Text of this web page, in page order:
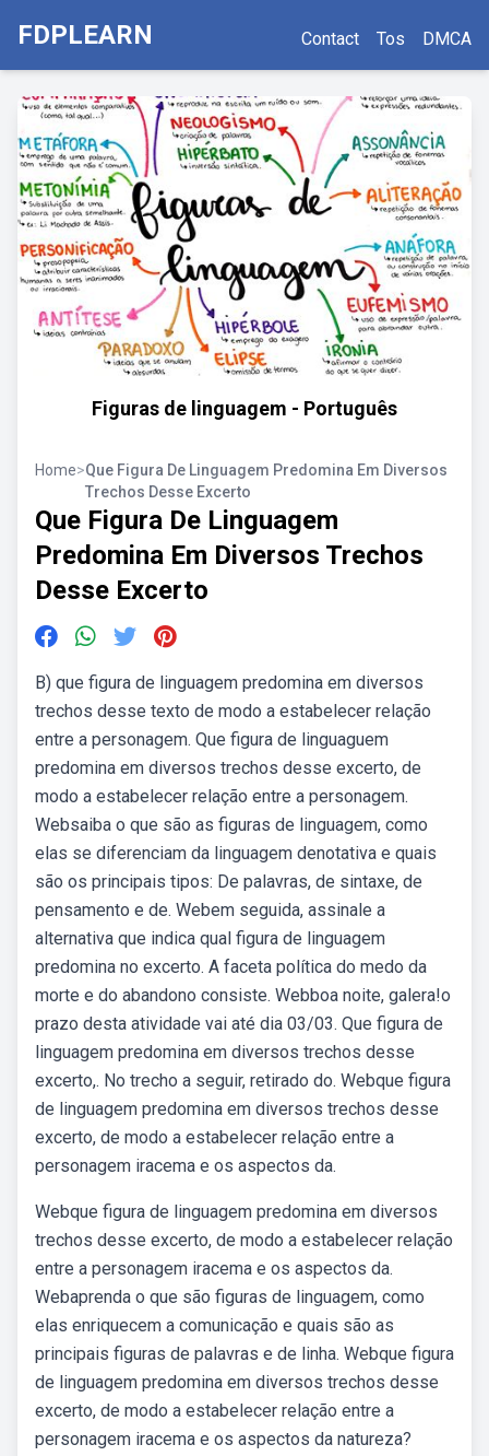
FDPLEARN Contact Tos DMCA
Figuras de linguagem - Português
Home>Que Figura De Linguagem Predomina Em Diversos
Trechos Desse Excerto
Que Figura De Linguagem
Predomina Em Diversos Trechos
Desse Excerto
B) que figura de linguagem predomina em diversos
trechos desse texto de modo a estabelecer relação
entre a personagem. Que figura de linguaguem
predomina em diversos trechos desse excerto, de
modo a estabelecer relação entre a personagem.
Websaiba o que são as figuras de linguagem, como
elas se diferenciam da linguagem denotativa e quais
são os principais tipos: De palavras, de sintaxe, de
pensamento e de. Webem seguida, assinale a
alternativa que indica qual figura de linguagem
predomina no excerto. A faceta política do medo da
morte e do abandono consiste. Webboa noite, galera!o
prazo desta atividade vai até dia 03/03. Que figura de
linguagem predomina em diversos trechos desse
excerto,. No trecho a seguir, retirado do. Webque figura
de linguagem predomina em diversos trechos desse
excerto, de modo a estabelecer relação entre a
personagem iracema e os aspectos da.
Webque figura de linguagem predomina em diversos
trechos desse excerto, de modo a estabelecer relação
entre a personagem iracema e os aspectos da.
Webaprenda o que são figuras de linguagem, como
elas enriquecem a comunicação e quais são as
principais figuras de palavras e de linha. Webque figura
de linguagem predomina em diversos trechos desse
excerto, de modo a estabelecer relação entre a
personagem iracema e os aspectos da natureza?